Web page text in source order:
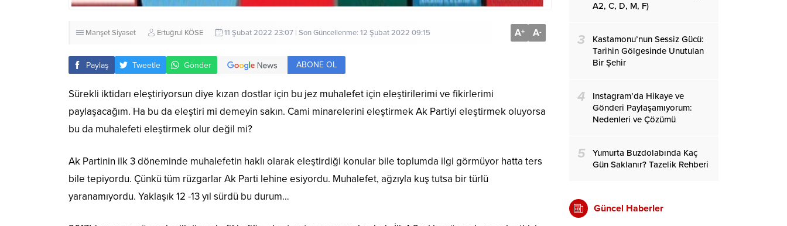
ManşetSiyaset Ertuğrul KÖSE 11 Şubat 2022 23:07 | Son Güncellenme: 12 Şubat 2022 09:15 A+ A-
Paylaş Tweetle Gönder ABONE OL
Sürekli iktidarı eleştiriyorsun diye kızan dostlar için bu jez muhalefet için eleştirilerimi ve fikirlerimi
paylaşacağım. Ha bu da eleştiri mi demeyin sakın. Cami minarelerini eleştirmek Ak Partiyi eleştirmek oluyorsa
bu da muhalefeti eleştirmek olur değil mi?
Ak Partinin ilk 3 döneminde muhalefetin haklı olarak eleştirdiği konular bile toplumda ilgi görmüyor hatta ters
bile tepiyordu. Çünkü tüm rüzgarlar Ak Parti lehine esiyordu. Muhalefet, ağzıyla kuş tutsa bir türlü
yaranamıyordu. Yaklaşık 12 -13 yıl sürdü bu durum…
A2, C, D, M, F)
3
Kastamonu’nun Sessiz Gücü:
Tarihin Gölgesinde Unutulan
Bir Şehir
4
Instagram’da Hikaye ve
Gönderi Paylaşamıyorum:
Nedenleri ve Çözümü
5
Yumurta Buzdolabında Kaç
Gün Saklanır? Tazelik Rehberi
Güncel Haberler